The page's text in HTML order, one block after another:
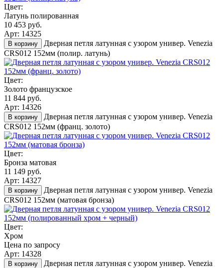
Цвет:
Латунь полированная
10 453 руб.
Арт: 14325
В корзину
Дверная петля латунная с узором универ. Venezia
CRS012 152мм (полир. латунь)
Цвет:
Золото французское
11 844 руб.
Арт: 14326
В корзину
Дверная петля латунная с узором универ. Venezia
CRS012 152мм (франц. золото)
Цвет:
Бронза матовая
11 149 руб.
Арт: 14327
В корзину
Дверная петля латунная с узором универ. Venezia
CRS012 152мм (матовая бронза)
Цвет:
Хром
Цена по запросу
Арт: 14328
В корзину
Дверная петля латунная с узором универ. Venezia